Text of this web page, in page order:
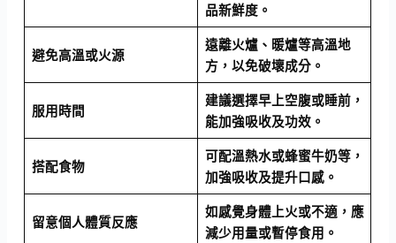
品新鮮度。
避免高溫或火源
遠離火爐、暖爐等高溫地
方，以免破壞成分。
服用時間
建議選擇早上空腹或睡前，
能加強吸收及功效。
搭配食物
可配溫熱水或蜂蜜牛奶等，
加強吸收及提升口感。
留意個人體質反應
如感覺身體上火或不適，應
減少用量或暫停食用。